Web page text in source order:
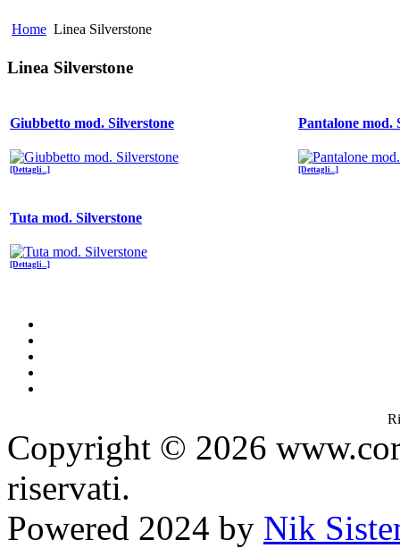
Home Linea Silverstone
Linea Silverstone
Giubbetto mod. Silverstone
[Dettagli...]
Pantalone mod.
[Dettagli...]
Tuta mod. Silverstone
[Dettagli...]
Copyright © 2026
riservati.
Powered 2024 by Nik